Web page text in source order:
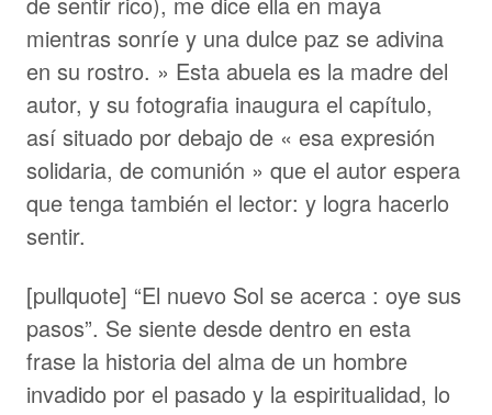
mientras sonríe y una dulce paz se adivina
en su rostro. » Esta abuela es la madre del
autor, y su fotografia inaugura el capítulo,
así situado por debajo de « esa expresión
solidaria, de comunión » que el autor espera
que tenga también el lector: y logra hacerlo
sentir.
[pullquote] “El nuevo Sol se acerca : oye sus
pasos”. Se siente desde dentro en esta
frase la historia del alma de un hombre
invadido por el pasado y la espiritualidad, lo